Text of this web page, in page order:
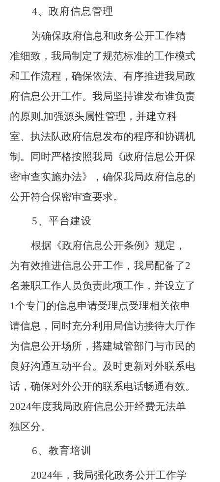
4、 政府信息管理
为确保政府信息和政务公开工作精
准细致，我局制定了规范标准的工作模式
和工作流程，确保依法、有序推进我局政
府信息公开工作。我局坚持谁发布谁负责
的原则 ,加强源头属性管理，并建立科
室、执法队政府信息发布的程序和协调机
制。同时严格按照我局《政府信息公开保
密审查实施办法》，确保我局政府信息的
公开符合保密审查要求。
5、 平台建设
根据《政府信息公开条例》规定，
为有效推进信息公开工作，我局配备了2
名兼职工作人员负责此项工作，并设立了
1个专门的信息申请受理点受理相关依申
请信息，同时充分利用局信访接待大厅作
为信息公开场所，搭建城管部门与市民的
良好沟通互动平台。及时更新对外联系电
话， 确保对外公开的联系电话畅通有效。
2024年度我局政府信息公开经费无法单
独区分。
6、 教育培训
2024年，我局强化政务公开工作学